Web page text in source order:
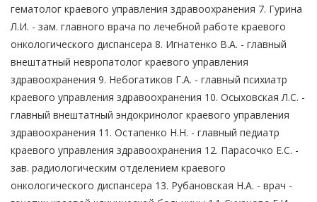
гематолог краевого управления здравоохранения 7. Гурина
Л.И. - зам. главного врача по лечебной работе краевого
онкологического диспансера 8. Игнатенко В.А. - главный
внештатный невропатолог краевого управления
здравоохранения 9. Небогатиков Г.А. - главный психиатр
краевого управления здравоохранения 10. Осыховская Л.С. -
главный внештатный эндокринолог краевого управления
здравоохранения 11. Остапенко Н.Н. - главный педиатр
краевого управления здравоохранения 12. Парасочко Е.С. -
зав. радиологическим отделением краевого
онкологического диспансера 13. Рубановская Н.А. - врач -